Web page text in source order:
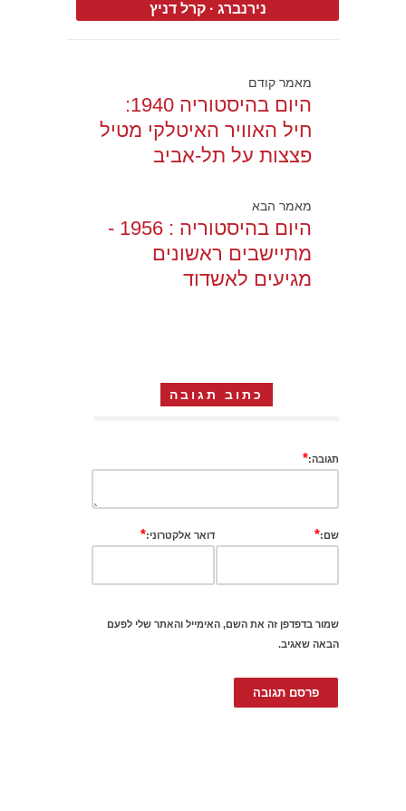
נירנברג ·קרל דניץ
מאמר קודם
היום בהיסטוריה 1940:
חיל האוויר האיטלקי מטיל
פצצות על תל-אביב
מאמר הבא
היום בהיסטוריה : 1956 -
מתיישבים ראשונים
מגיעים לאשדוד
כתוב תגובה
תגובה:*
שם:* דואר אלקטרוני:*
שמור בדפדפן זה את השם, האימייל והאתר שלי לפעם
הבאה שאגיב.